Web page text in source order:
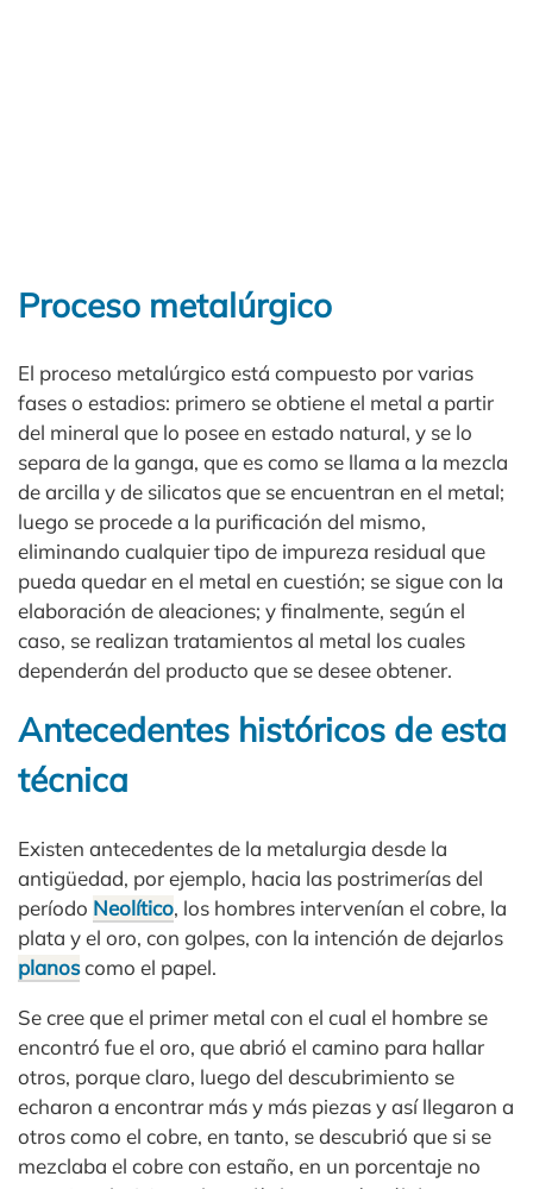
Proceso metalúrgico
El proceso metalúrgico está compuesto por varias
fases o estadios: primero se obtiene el metal a partir
del mineral que lo posee en estado natural, y se lo
separa de la ganga, que es como se llama a la mezcla
de arcilla y de silicatos que se encuentran en el metal;
luego se procede a la purificación del mismo,
eliminando cualquier tipo de impureza residual que
pueda quedar en el metal en cuestión; se sigue con la
elaboración de aleaciones; y finalmente, según el
caso, se realizan tratamientos al metal los cuales
dependerán del producto que se desee obtener.
Antecedentes históricos de esta
técnica
Existen antecedentes de la metalurgia desde la
antigüedad, por ejemplo, hacia las postrimerías del
período Neolítico, los hombres intervenían el cobre, la
plata y el oro, con golpes, con la intención de dejarlos
planoscomo el papel.
Se cree que el primer metal con el cual el hombre se
encontró fue el oro, que abrió el camino para hallar
otros, porque claro, luego del descubrimiento se
echaron a encontrar más y más piezas y así llegaron a
otros como el cobre, en tanto, se descubrió que si se
mezclaba el cobre con estaño, en un porcentaje no